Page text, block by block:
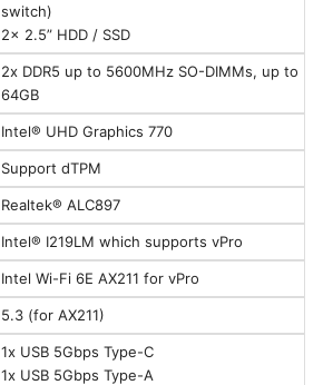
switch)
2x 2.5” HDD / SSD
2x DDR5 up to 5600MHz SO-DIMMs, up to
64GB
Intel® UHD Graphics 770
Support dTPM
Realtek® ALC897
Intel® I219LM which supports vPro
Intel Wi-Fi 6E AX211 for vPro
5.3 (for AX211)
1x USB 5Gbps Type-C
1x USB 5Gbps Type-A